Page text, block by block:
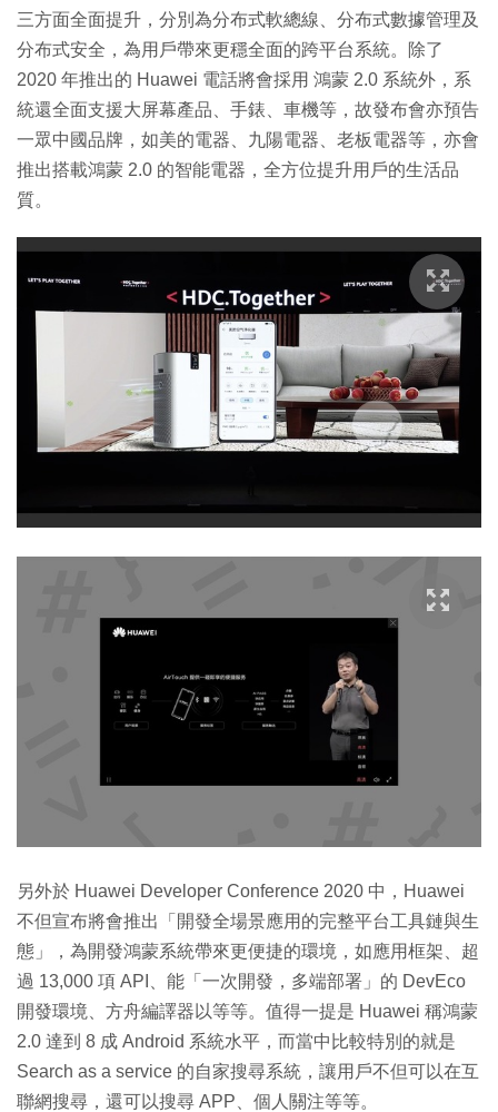
三方面全面提升，分別為分布式軟總線、分布式數據管理及
分布式安全，為用戶帶來更穩全面的跨平台系統。除了
2020 年推出的 Huawei 電話將會採用 鴻蒙 2.0 系統外，系
統還全面支援大屏幕產品、手錶、車機等，故發布會亦預告
一眾中國品牌，如美的電器、九陽電器、老板電器等，亦會
推出搭載鴻蒙 2.0 的智能電器，全方位提升用戶的生活品
質。
另外於 Huawei Developer Conference 2020 中，Huawei
不但宣布將會推出「開發全場景應用的完整平台工具鏈與生
態」，為開發鴻蒙系統帶來更便捷的環境，如應用框架、超
過 13,000 項 API、能「一次開發，多端部署」的 DevEco
開發環境、方舟編譯器以等等。值得一提是 Huawei 稱鴻蒙
2.0 達到 8 成 Android 系統水平，而當中比較特別的就是
Search as a service 的自家搜尋系統，讓用戶不但可以在互
聯網搜尋，還可以搜尋 APP、個人關注等等。